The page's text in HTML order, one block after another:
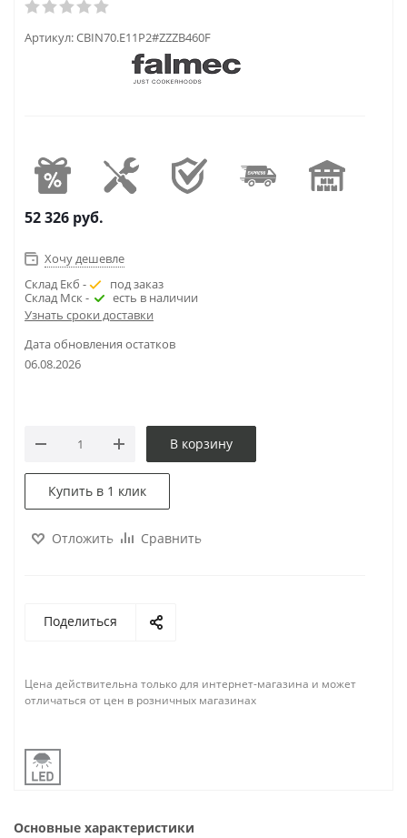
Артикул:CBIN70.E11P2#ZZZB460F
52 326 руб.
Хочу дешевле
Склад Екб -
под заказ
Склад Мск -
есть в наличии
Узнать сроки доставки
Дата обновления остатков
06.08.2026
В корзину
Купить в 1 клик
Отложить Сравнить
Поделиться
Цена действительна только для интернет-магазина и может
отличаться от цен в розничных магазинах
Основные характеристики